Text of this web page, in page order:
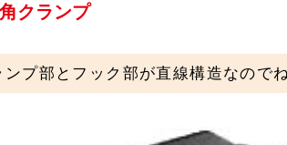
クランプ
ンプ部とフック部が直線構造なので